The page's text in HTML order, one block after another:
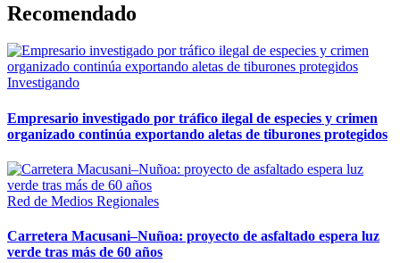
Recomendado
Investigando
Empresario investigado por tráfico ilegal de especies y crimen
organizado continúa exportando aletas de tiburones protegidos
Red de Medios Regionales
Carretera Macusani–Nuñoa: proyecto de asfaltado espera luz
verde tras más de 60 años